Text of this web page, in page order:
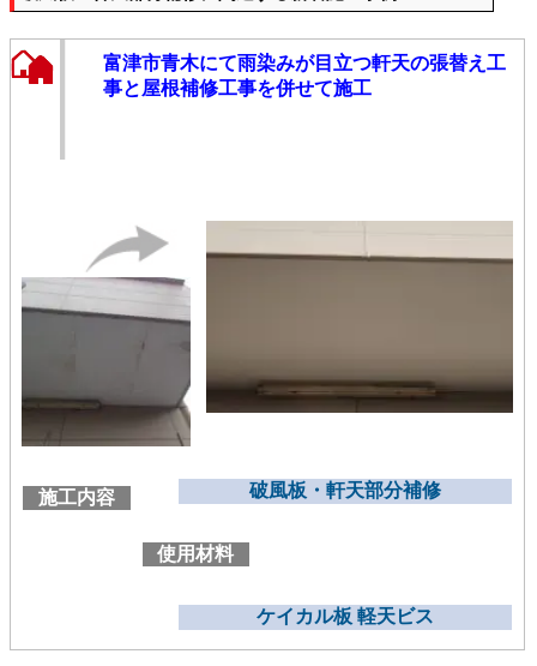
富津市青木にて雨染みが目立つ軒天の張替え工
事と屋根補修工事を併せて施工
施工内容 破風板・軒天部分補修
使用材料
ケイカル板 軽天ビス